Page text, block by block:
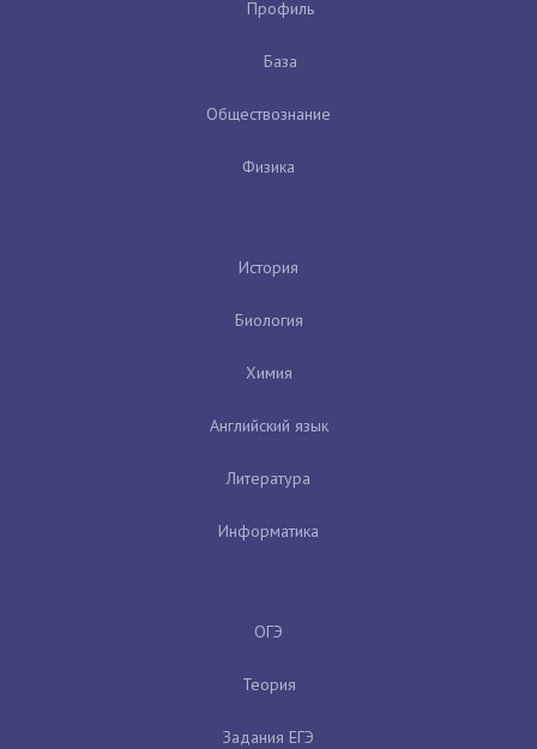
Профиль
База
Обществознание
Физика
История
Биология
Химия
Английский язык
Литература
Информатика
ОГЭ
Теория
Задания ЕГЭ